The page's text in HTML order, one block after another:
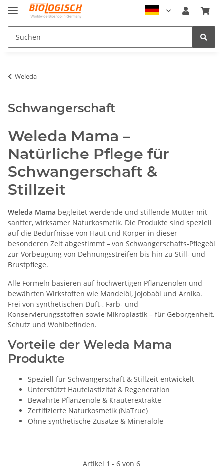
Weleda
Schwangerschaft
Weleda Mama –
Natürliche Pflege für
Schwangerschaft &
Stillzeit
Weleda Mama begleitet werdende und stillende Mütter mit
sanfter, wirksamer Naturkosmetik. Die Produkte sind speziell
auf die Bedürfnisse von Haut und Körper in dieser
besonderen Zeit abgestimmt – von Schwangerschafts-Pflegeöl
zur Vorbeugung von Dehnungsstreifen bis hin zu Still- und
Brustpflege.
Alle Formeln basieren auf hochwertigen Pflanzenölen und
bewährten Wirkstoffen wie Mandelöl, Jojobaöl und Arnika.
Frei von synthetischen Duft-, Farb- und
Konservierungsstoffen sowie Mikroplastik – für Geborgenheit,
Schutz und Wohlbefinden.
Vorteile der Weleda Mama
Produkte
Speziell für Schwangerschaft & Stillzeit entwickelt
Unterstützt Hautelastizität & Regeneration
Bewährte Pflanzenöle & Kräuterextrakte
Zertifizierte Naturkosmetik (NaTrue)
Ohne synthetische Zusätze & Mineralöle
Artikel 1 - 6 von 6